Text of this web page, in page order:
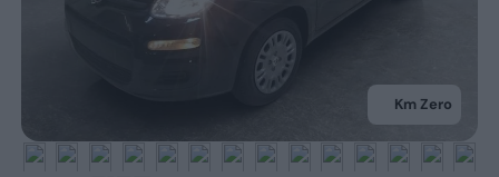
Fiat
Jeep
Km Zero